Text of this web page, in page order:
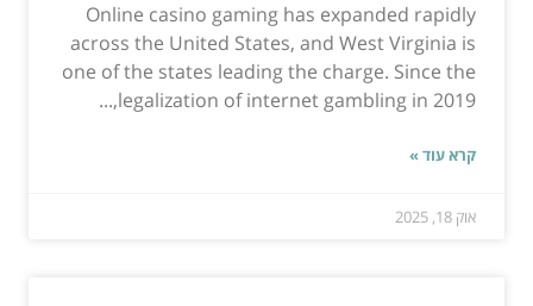
Online casino gaming has expanded rapidly
across the United States, and West Virginia is
one of the states leading the charge. Since the
legalization of internet gambling in 2019,...
קרא עוד »
אוק 18, 2025